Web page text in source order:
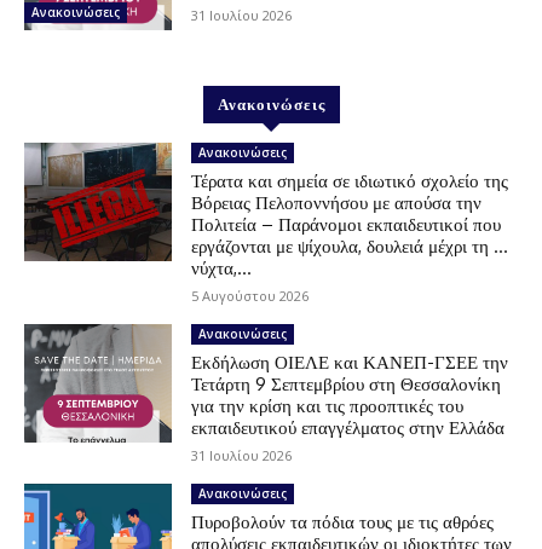
Ανακοινώσεις 31 Ιουλίου 2026
Ανακοινώσεις
Ανακοινώσεις
Τέρατα και σημεία σε ιδιωτικό σχολείο της
Βόρειας Πελοποννήσου με απούσα την
Πολιτεία – Παράνομοι εκπαιδευτικοί που
εργάζονται με ψίχουλα, δουλειά μέχρι τη …
νύχτα,...
5 Αυγούστου 2026
Ανακοινώσεις
Εκδήλωση ΟΙΕΛΕ και ΚΑΝΕΠ-ΓΣΕΕ την
Τετάρτη 9 Σεπτεμβρίου στη Θεσσαλονίκη
για την κρίση και τις προοπτικές του
εκπαιδευτικού επαγγέλματος στην Ελλάδα
31 Ιουλίου 2026
Ανακοινώσεις
Πυροβολούν τα πόδια τους με τις αθρόες
απολύσεις εκπαιδευτικών οι ιδιοκτήτες των